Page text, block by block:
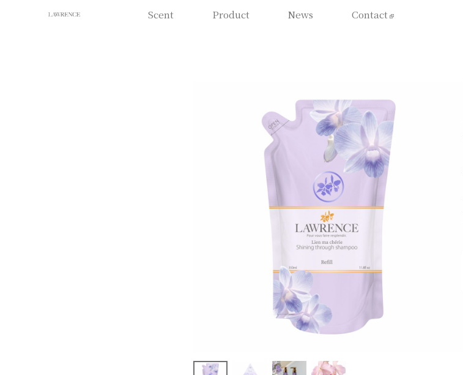
Scent Product News Contact